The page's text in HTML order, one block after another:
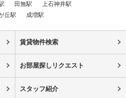
田無駅
上石神井駅
丘駅 成増駅
賃貸物件検索
お部屋探しリクエスト
スタッフ紹介